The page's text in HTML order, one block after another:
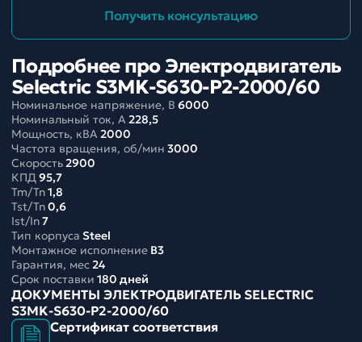
Получить консультацию
Подробнее про Электродвигатель
Selectric S3MK-S630-P2-2000/60
Номинальное напряжение, В 6000
Номинальный ток, A228,5
Мощность, кВА2000
Частота вращения, об/мин 3000
Скорость2900
КПД95,7
Tm/Tn1,8
Tst/Tn0,6
Ist/In7
Тип корпуса Steel
Монтажное исполнение B3
Гарантия, мес24
Срок поставки 180 дней
ДОКУМЕНТЫ ЭЛЕКТРОДВИГАТЕЛЬ SELECTRIC
S3MK-S630-P2-2000/60
Сертификат соответствия